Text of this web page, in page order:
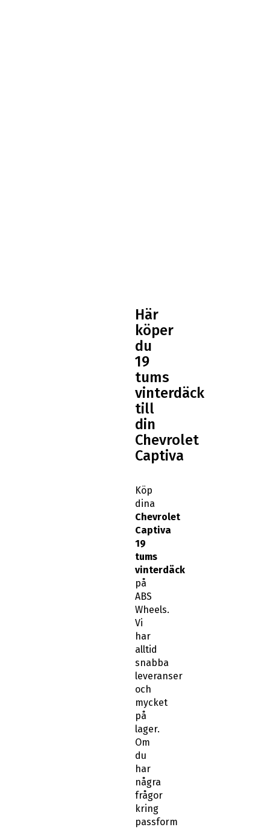
köper
du
19
tums
vinterdäck
till
din
Chevrolet
Captiva
dina
Chevrolet
Captiva
19
tums
vinterdäck
på
ABS
Wheels.
Vi
har
alltid
snabba
leveranser
och
mycket
på
lager.
Om
du
har
några
frågor
kring
passform
eller